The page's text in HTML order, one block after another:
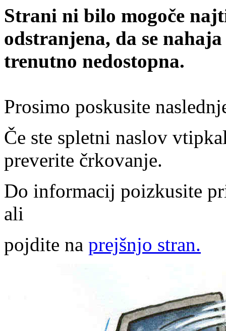
Strani ni bilo mogoče
odstranjena, da se
trenutno nedostopna.
Prosimo poskusite
Če ste spletni naslov
preverite črkovanje.
Do informacij poizkusite
ali
pojdite na prejšnjo stran.